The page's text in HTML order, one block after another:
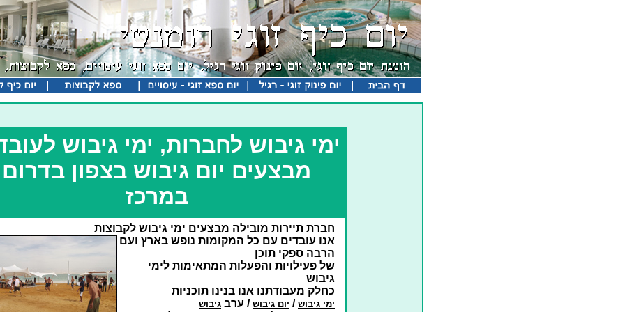
ימי גיבוש לחברות, ימי גיבוש
מבצעים יום גיבוש בצפון בדרום
במרכז
חברת תיירות מובילה מבצעים ימי גיבוש לקבוצות
אנו עובדים עם כל המקומות נופש בארץ ועם
הרבה ספקי תוכן
של פעילויות והפעלות המתאימות לימי
גיבוש
כחלק מעבודתנו אנו בנינו תוכניות
ימי גיבוש / יום גיבוש / ערב גיבוש